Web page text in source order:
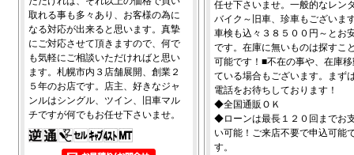
取れる事も多々あり、お客様の為に
なる対応が出来ると思います。真摯
にご対応させて頂きますので、何で
も気軽にご相談いただければと思い
ます。札幌市内３店舗展開、創業２
５年のお店です。店主、好きなジャ
ンルはシングル、ツイン、旧車マル
チですが何でもお任せ下さいませ。
任せ下さいませ。一般的なレン
バイク～旧車、珍車もございま
車検も込々３８５００円～とお
です。在庫に無いものは探すこ
可能です！■不在の事や、在庫
ている場合もございます。まず
電話をお待ちしております！
◆全国通販ＯＫ
◆ローンは最長１２０回までお
い可能！ご来店不要で申込可能
す。